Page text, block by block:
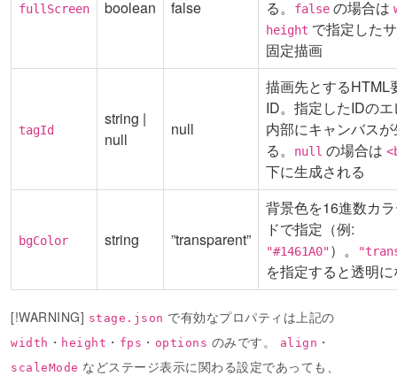
fullScreen boolean false
る。
false の場合は
height で指定した
固定描画
tagId
string |
null
null
描画先とするHTML
ID。指定したIDの
内部にキャンバス
る。
null の場合は
下に生成される
bgColor string ”transparent”
背景色を16進数カ
ドで指定（例:
"#1461A0"）。
を指定すると透明
[!WARNING] stage.json で有効なプロパティは上記の
width ・ height ・ fps ・ options のみです。 align ・
scaleMode などステージ表示に関わる設定であっても、